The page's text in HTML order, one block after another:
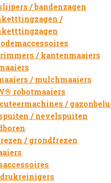
/ bandenzagen
/
/ kantenmaaiers
/ mulchmaaiers
robotmaaiers
/
/ nevelspuiten
/ grondfrezen